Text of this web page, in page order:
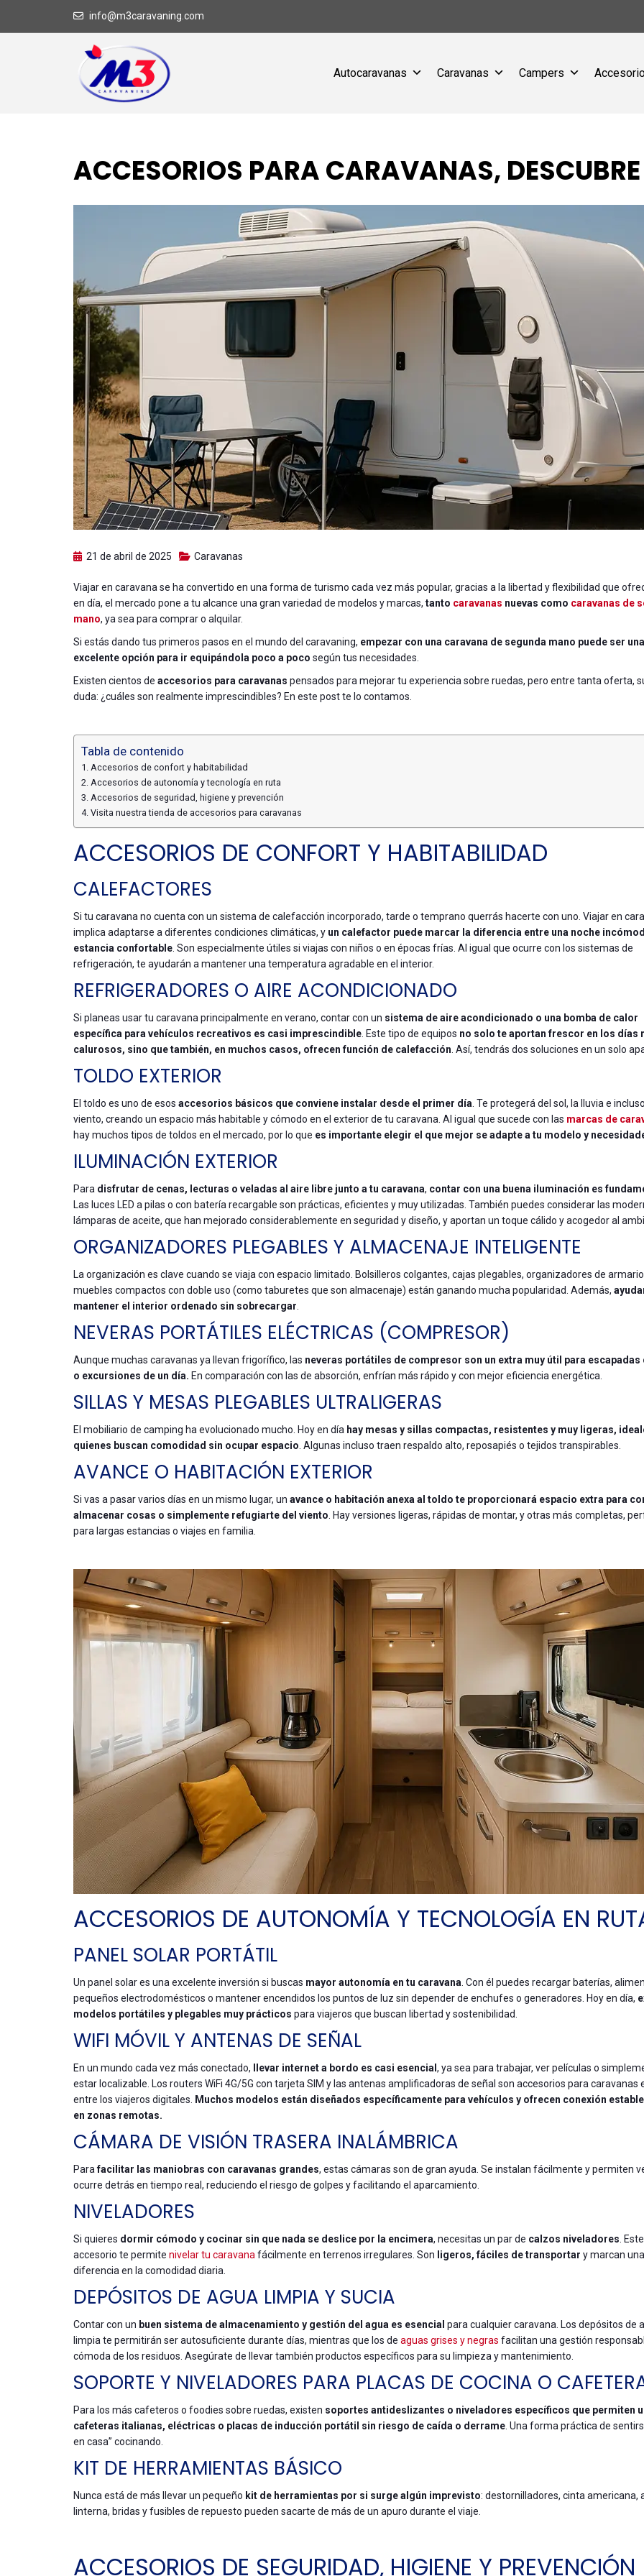
info@m3caravaning.com
Autocaravanas Caravanas Campers
ACCESORIOS PARA CARAVANAS,
21 de abril de 2025 Caravanas
Viajar en caravana se ha convertido en una forma de turismo cada vez más popular, gracias a la libertad y flexibilidad que
en día, el mercado pone a tu alcance una gran variedad de modelos y marcas, tanto caravanas nuevas como caravanas de
mano, ya sea para comprar o alquilar.
Si estás dando tus primeros pasos en el mundo del caravaning, empezar con una caravana de segunda mano puede ser una
excelente opción para ir equipándola poco a poco según tus necesidades.
Existen cientos de accesorios para caravanas pensados para mejorar tu experiencia sobre ruedas, pero entre tanta oferta,
duda: ¿cuáles son realmente imprescindibles? En este post te lo contamos.
Tabla de contenido
Accesorios de confort y habitabilidad
Accesorios de autonomía y tecnología en ruta
Accesorios de seguridad, higiene y prevención
Visita nuestra tienda de accesorios para caravanas
ACCESORIOS DE CONFORT Y HABITABILIDAD
CALEFACTORES
Si tu caravana no cuenta con un sistema de calefacción incorporado, tarde o temprano querrás hacerte con uno. Viajar en
implica adaptarse a diferentes condiciones climáticas, y un calefactor puede marcar la diferencia entre una noche
estancia confortable . Son especialmente útiles si viajas con niños o en épocas frías. Al igual que ocurre con los sistemas de
refrigeración, te ayudarán a mantener una temperatura agradable en el interior.
REFRIGERADORES O AIRE ACONDICIONADO
Si planeas usar tu caravana principalmente en verano, contar con un sistema de aire acondicionado o una bomba de calor
específica para vehículos recreativos es casi imprescindible . Este tipo de equipos no solo te aportan frescor en los días
calurosos, sino que también, en muchos casos, ofrecen función de calefacción . Así, tendrás dos soluciones en un solo
TOLDO EXTERIOR
El toldo es uno de esos accesorios básicos que conviene instalar desde el primer día . Te protegerá del sol, la lluvia e
viento, creando un espacio más habitable y cómodo en el exterior de tu caravana. Al igual que sucede con las marcas de
hay muchos tipos de toldos en el mercado, por lo que es importante elegir el que mejor se adapte a tu modelo y
ILUMINACIÓN EXTERIOR
Para disfrutar de cenas, lecturas o veladas al aire libre junto a tu caravana, contar con una buena iluminación es
Las luces LED a pilas o con batería recargable son prácticas, eficientes y muy utilizadas. También puedes considerar las
lámparas de aceite, que han mejorado considerablemente en seguridad y diseño, y aportan un toque cálido y acogedor al
ORGANIZADORES PLEGABLES Y ALMACENAJE INTELIGENTE
La organización es clave cuando se viaja con espacio limitado. Bolsilleros colgantes, cajas plegables, organizadores de
muebles compactos con doble uso (como taburetes que son almacenaje) están ganando mucha popularidad. Además,
mantener el interior ordenado sin sobrecargar
NEVERAS PORTÁTILES ELÉCTRICAS (COMPRESOR)
Aunque muchas caravanas ya llevan frigorífico, las neveras portátiles de compresor son un extra muy útil para
o excursiones de un día. En comparación con las de absorción, enfrían más rápido y con mejor eficiencia energética.
SILLAS Y MESAS PLEGABLES ULTRALIGERAS
El mobiliario de camping ha evolucionado mucho. Hoy en día hay mesas y sillas compactas, resistentes y muy ligeras,
quienes buscan comodidad sin ocupar espacio . Algunas incluso traen respaldo alto, reposapiés o tejidos transpirables.
AVANCE O HABITACIÓN EXTERIOR
Si vas a pasar varios días en un mismo lugar, un avance o habitación anexa al toldo te proporcionará espacio extra para
almacenar cosas o simplemente refugiarte del viento . Hay versiones ligeras, rápidas de montar, y otras más completas,
para largas estancias o viajes en familia.
ACCESORIOS DE AUTONOMÍA Y TECNOLOGÍA EN
PANEL SOLAR PORTÁTIL
Un panel solar es una excelente inversión si buscas mayor autonomía en tu caravana . Con él puedes recargar baterías,
pequeños electrodomésticos o mantener encendidos los puntos de luz sin depender de enchufes o generadores. Hoy en día,
modelos portátiles y plegables muy prácticos para viajeros que buscan libertad y sostenibilidad.
WIFI MÓVIL Y ANTENAS DE SEÑAL
En un mundo cada vez más conectado, llevar internet a bordo es casi esencial , ya sea para trabajar, ver películas o
estar localizable. Los routers WiFi 4G/5G con tarjeta SIM y las antenas amplificadoras de señal son accesorios para caravanas
entre los viajeros digitales.
Muchos modelos están diseñados específicamente para vehículos y ofrecen conexión
en zonas remotas.
CÁMARA DE VISIÓN TRASERA INALÁMBRICA
Parafacilitar las maniobras con caravanas grandes, estas cámaras son de gran ayuda. Se instalan fácilmente y permiten
ocurre detrás en tiempo real, reduciendo el riesgo de golpes y facilitando el aparcamiento.
NIVELADORES
Si quieres dormir cómodo y cocinar sin que nada se deslice por la encimera, necesitas un par de calzos niveladores . Este
accesorio te permite nivelar tu caravana fácilmente en terrenos irregulares. Son ligeros, fáciles de transportar y marcan
diferencia en la comodidad diaria.
DEPÓSITOS DE AGUA LIMPIA Y SUCIA
Contar con un buen sistema de almacenamiento y gestión del agua es esencial para cualquier caravana. Los depósitos de
limpia te permitirán ser autosuficiente durante días, mientras que los de aguas grises y negras facilitan una gestión
cómoda de los residuos. Asegúrate de llevar también productos específicos para su limpieza y mantenimiento.
SOPORTE Y NIVELADORES PARA PLACAS DE COCINA O
Para los más cafeteros o foodies sobre ruedas, existen soportes antideslizantes o niveladores específicos que permiten
cafeteras italianas, eléctricas o placas de inducción portátil sin riesgo de caída o derrame . Una forma práctica de
en casa” cocinando.
KIT DE HERRAMIENTAS BÁSICO
Nunca está de más llevar un pequeño kit de herramientas por si surge algún imprevisto: destornilladores, cinta americana,
linterna, bridas y fusibles de repuesto pueden sacarte de más de un apuro durante el viaje.
ACCESORIOS DE SEGURIDAD, HIGIENE Y PREVENCIÓN